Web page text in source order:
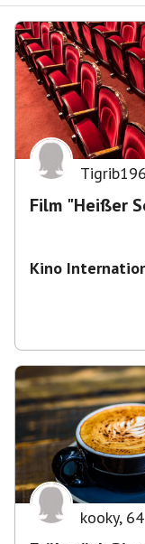
Film "Heißer
Kino
kooky, 64